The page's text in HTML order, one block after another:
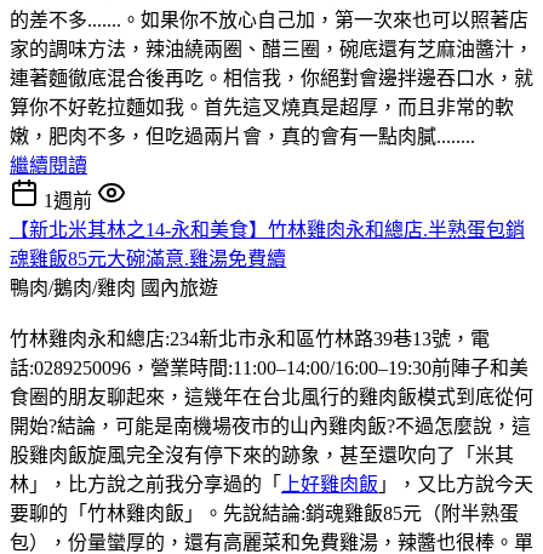
的差不多.......。如果你不放心自己加，第一次來也可以照著店
家的調味方法，辣油繞兩圈、醋三圈，碗底還有芝麻油醬汁，
連著麵徹底混合後再吃。相信我，你絕對會邊拌邊吞口水，就
算你不好乾拉麵如我。首先這叉燒真是超厚，而且非常的軟
嫩，肥肉不多，但吃過兩片會，真的會有一點肉膩........
繼續閱讀
1週前
【新北米其林之14-永和美食】竹林雞肉永和總店.半熟蛋包銷
魂雞飯85元大碗滿意.雞湯免費續
鴨肉/鵝肉/雞肉 國內旅遊
竹林雞肉永和總店:234新北市永和區竹林路39巷13號，電
話:0289250096，營業時間:11:00–14:00/16:00–19:30前陣子和美
食圈的朋友聊起來，這幾年在台北風行的雞肉飯模式到底從何
開始?結論，可能是南機場夜市的山內雞肉飯?不過怎麼說，這
股雞肉飯旋風完全沒有停下來的跡象，甚至還吹向了「米其
林」，比方說之前我分享過的「
上好雞肉飯 」，又比方說今天
要聊的「竹林雞肉飯」。先說結論:銷魂雞飯85元（附半熟蛋
包），份量蠻厚的，還有高麗菜和免費雞湯，辣醬也很棒。單